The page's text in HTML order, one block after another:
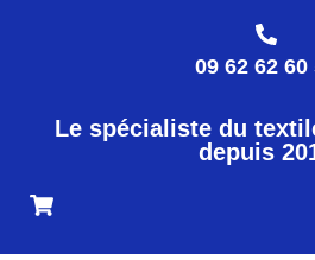
09 62 62 60
Le spécialiste du
depuis